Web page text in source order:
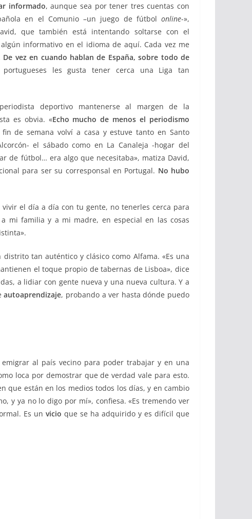
informado, aunque sea por tener tres cuentas con
en el Comunio –un juego de fútbol online-»,
que también está intentando soltarse con el
informativo en el idioma de aquí. Cada vez me
De vez en cuando hablan de España, sobre todo de
les gusta tener cerca una Liga tan
deportivo mantenerse al margen de la
es obvia. «Echo mucho de menos el periodismo
fin de semana volví a casa y estuve tanto en Santo
el sábado como en La Canaleja -hogar del
de fútbol… era algo que necesitaba», matiza David,
para ser su corresponsal en Portugal. No hubo
el día a día con tu gente, no tenerles cerca para
mi familia y a mi madre, en especial en las cosas
tan auténtico y clásico como Alfama. «Es una
el toque propio de tabernas de Lisboa», dice
a lidiar con gente nueva y una nueva cultura. Y a
autoaprendizaje, probando a ver hasta dónde puedo
al país vecino para poder trabajar y en una
loca por demostrar que de verdad vale para esto.
que están en los medios todos los días, y en cambio
y ya no lo digo por mí», confiesa. «Es tremendo ver
Es un vicio que se ha adquirido y es difícil que